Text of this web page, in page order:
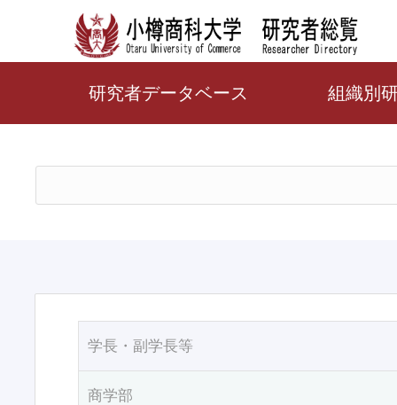
研究者データベース 組織別
学長・副学長等
商学部